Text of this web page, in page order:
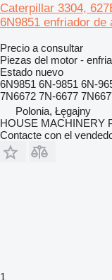
Caterpillar 3304,
6N9851 enfriador de
Precio a consultar
Piezas del motor -
Estado nuevo
6N9851 6N-9851 6N-
7N6672 7N-6677
Polonia, Łęgajny
HOUSE MACHINERY
Contacte con el
1